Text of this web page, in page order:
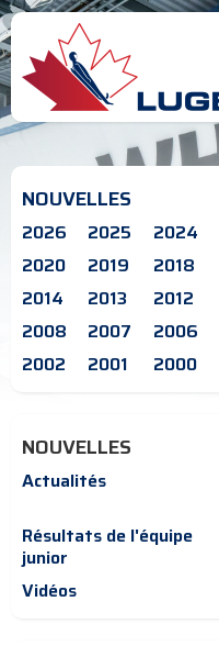
NOUVELLES
2026 2025 2024
2020
2019 2018
2014
2013 2012
2008
2007 2006
2002
2001 2000
NOUVELLES
Actualités
Résultats de l'équipe
junior
Vidéos